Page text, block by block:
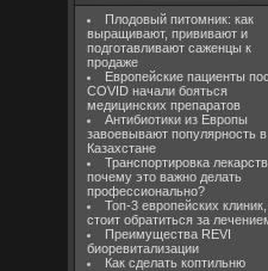
Плодовый питомник: как
выращивают, прививают и
подготавливают саженцы к
продаже
Европейские пациенты
COVID начали бояться
медицинских препаратов
Антибиотики из Европы
завоевывают популярность в
Казахстане
Транспортировка
почему это важно делать
профессионально?
Топ-3 европейских
стоит обратиться за
Преимущества REVI
биоревитализации
Как сделать коптильню